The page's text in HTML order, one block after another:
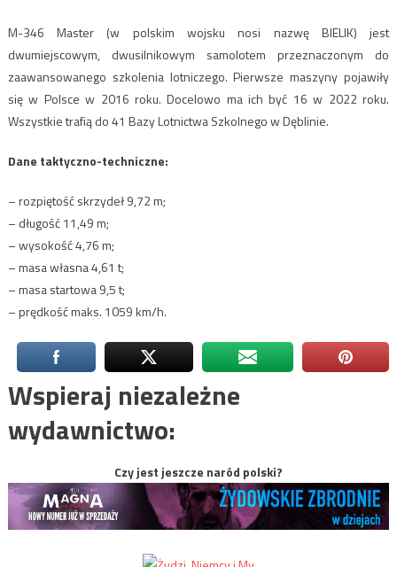
M-346 Master (w polskim wojsku nosi nazwę BIELIK) jest
dwumiejscowym, dwusilnikowym samolotem przeznaczonym do
zaawansowanego szkolenia lotniczego. Pierwsze maszyny pojawiły
się w Polsce w 2016 roku. Docelowo ma ich być 16 w 2022 roku.
Wszystkie trafią do 41 Bazy Lotnictwa Szkolnego w Dęblinie.
Dane taktyczno-techniczne:
– rozpiętość skrzydeł 9,72 m;
– długość 11,49 m;
– wysokość 4,76 m;
– masa własna 4,61 t;
– masa startowa 9,5 t;
– prędkość maks. 1059 km/h.
Wspieraj niezależne
wydawnictwo:
Czy jest jeszcze naród polski?